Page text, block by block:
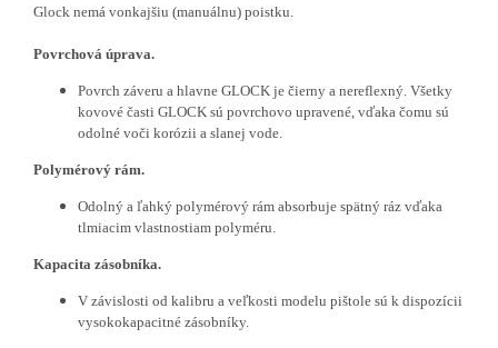
Glock nemá vonkajšiu (manuálnu) poistku.
Povrchová úprava.
Povrch záveru a hlavne GLOCK je čierny a nereflexný. Všetky
kovové časti GLOCK sú povrchovo upravené, vďaka čomu sú
odolné voči korózii a slanej vode.
Polymérový rám.
Odolný a ľahký polymérový rám absorbuje spätný ráz vďaka
tlmiacim vlastnostiam polyméru.
Kapacita zásobníka.
V závislosti od kalibru a veľkosti modelu pištole sú k dispozícii
vysokokapacitné zásobníky.